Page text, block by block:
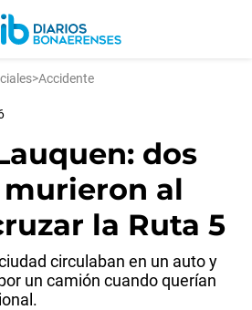
>Accidente
dos
al
la Ruta 5
circulaban en un auto y
un camión cuando querían